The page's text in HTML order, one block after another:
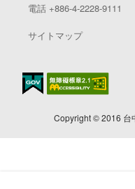
電話 +886-4-2228-9111
サイトマップ
Copyright © 2016 台